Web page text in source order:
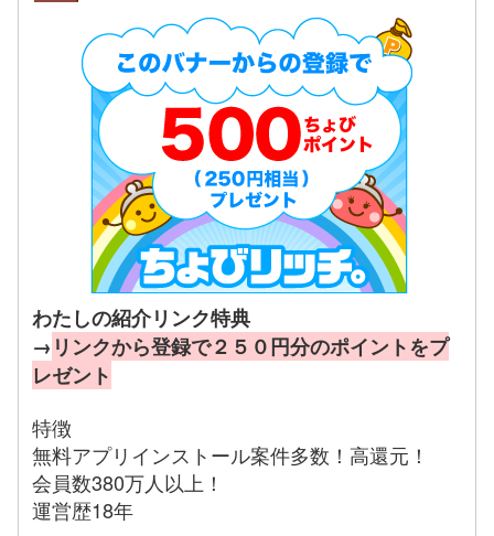
わたしの紹介リンク特典
→ リンクから登録で２５０円分のポイントをプ
レゼント
特徴
無料アプリインストール案件多数！高還元！
会員数380万人以上！
運営歴18年